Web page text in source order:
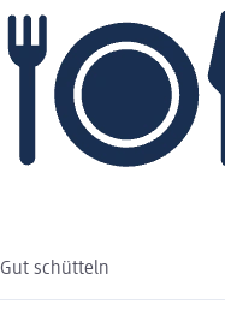
Gut schütteln